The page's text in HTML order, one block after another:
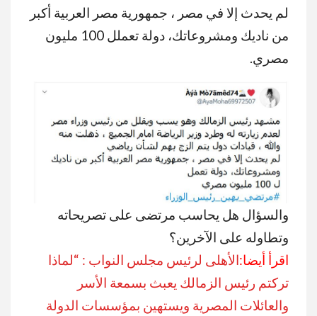
لم يحدث إلا في مصر ، جمهورية مصر العربية أكبر
من ناديك ومشروعاتك، دولة تعملل 100 مليون
مصري.
والسؤال هل يحاسب مرتضى على تصريحاته
وتطاوله على الآخرين؟
اقرأ أيضا:الأهلى لرئيس مجلس النواب : “لماذا
تركتم رئيس الزمالك يعبث بسمعة الأسر
والعائلات المصرية ويستهين بمؤسسات الدولة